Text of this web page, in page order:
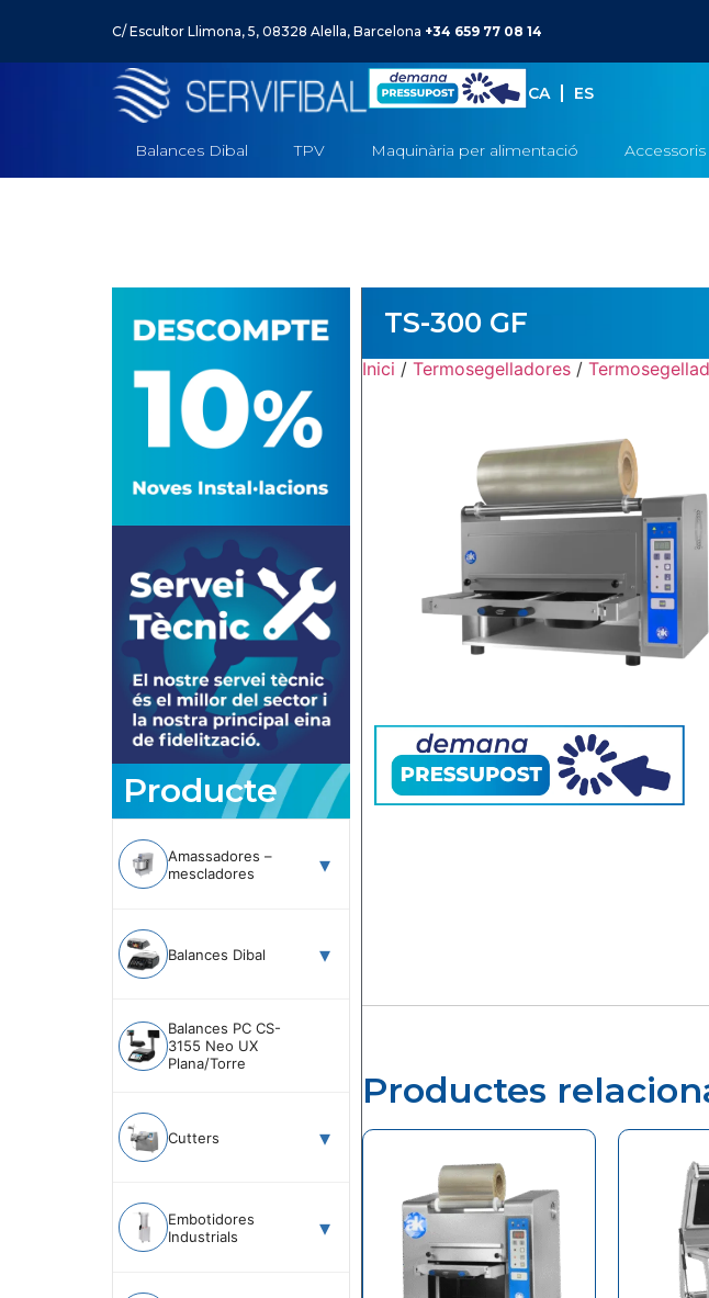
C/ Escultor Llimona, 5, 08328 Alella, Barcelona +34 659 77 08 14
CA ES
Balances Dibal TPV Maquinària per alimentació
Producte
Amassadores –
mescladores
Balances Dibal
Balances PC CS-
3155 Neo UX
Plana/Torre
Cutters
Embotidores
Industrials
TS-300 GF
Inici / Termosegelladores /
Productes